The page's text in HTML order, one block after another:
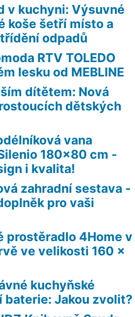
v kuchyni: Výsuvné
koše šetří místo a
odpadů
RTV TOLEDO
lesku od MEBLINE
dítětem: Nová
dětských
vana
180×80 cm -
i kvalita!
zahradní sestava -
pro vaši
prostěradlo 4Home v
ve velikosti 160 x
kuchyňské
baterie: Jakou zvolit?